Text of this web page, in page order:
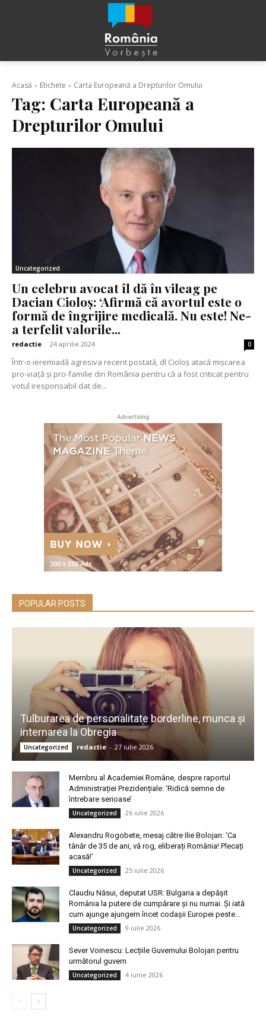
Acasă Etichete Carta Europeană a Drepturilor Omului
Tag: Carta Europeană a
Drepturilor Omului
Uncategorized
Un celebru avocat îl dă în vileag pe
Dacian Cioloș: ‘Afirmă că avortul este o
formă de îngrijire medicală. Nu este! Ne-
a terfelit valorile...
redactie - 24 aprilie 2024 0
Într-o ieremiadă agresiva recent postată, dl Cioloș atacă mișcarea
pro-viață și pro-familie din România pentru că a fost criticat pentru
votul iresponsabil dat de...
Advertising
POPULAR POSTS
Tulburarea de personalitate borderline, munca și
internarea la Obregia
Uncategorized redactie - 27 iulie 2026
Membru al Academiei Române, despre raportul
Administrației Prezidențiale: ‘Ridică semne de
întrebare serioase’
Uncategorized 26 iulie 2026
Alexandru Rogobete, mesaj către Ilie Bolojan: ‘Ca
tânăr de 35 de ani, vă rog, eliberați România! Plecați
acasă!’
Uncategorized 25 iulie 2026
Claudiu Năsui, deputat USR: Bulgaria a depășit
România la putere de cumpărare și nu numai. Și iată
cum ajunge ajungem încet codașii Europei peste...
Uncategorized 9 iulie 2026
Sever Voinescu: Lecțiile Guvernului Bolojan pentru
următorul guvern
Uncategorized 4 iunie 2026